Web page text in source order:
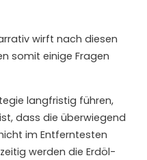
wirft nach diesen
somit einige Fragen
langfristig führen,
dass die überwiegend
im Entferntesten
werden die Erdöl-